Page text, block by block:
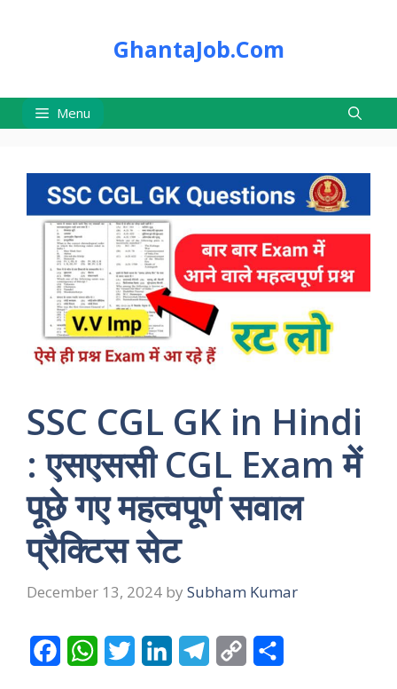
GhantaJob.Com
Menu
SSC CGL GK in Hindi
: एसएससी CGL Exam में
पूछे गए महत्वपूर्ण सवाल
प्रैक्टिस सेट
December 13, 2024 by Subham Kumar
W